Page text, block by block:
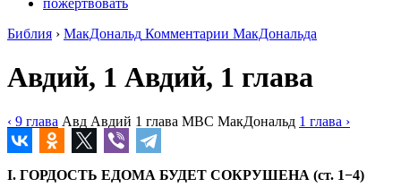
пожертвовать
Библия › МакДональд Комментарии МакДональда
Авдий, 1 Авдий, 1 глава
‹ 9 глава Авд Авдий 1 глава MBC МакДональд 1 глава ›
I. ГОРДОСТЬ ЕДОМА БУДЕТ СОКРУШЕНА (ст. 1−4)